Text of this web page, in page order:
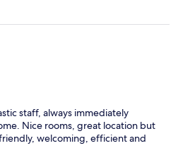
staff, always immediately
Nice rooms, great location but
welcoming, efficient and